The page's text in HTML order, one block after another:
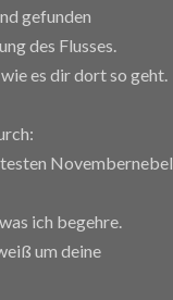
gefunden
des Flusses.
es dir dort so geht.
Novembernebel
ich begehre.
um deine